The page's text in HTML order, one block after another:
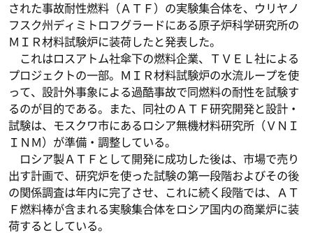
された事故耐性燃料（ＡＴＦ）の実験集合体を、ウリヤノ
フスク州ディミトロフグラードにある原子炉科学研究所の
ＭＩＲ材料試験炉に装荷したと発表した。
これはロスアトム社傘下の燃料企業、ＴＶＥＬ社による
プロジェクトの一部。ＭＩＲ材料試験炉の水流ループを使
って、設計外事象による過酷事故で同燃料の耐性を試験す
るのが目的である。また、同社のＡＴＦ研究開発と設計・
試験は、モスクワ市にあるロシア無機材料研究所（ＶＮＩ
ＩＮＭ）が準備・調整している。
ロシア製ＡＴＦとして開発に成功した後は、市場で売り
出す計画で、研究炉を使った試験の第一段階およびその後
の関係調査は年内に完了させ、これに続く段階では、ＡＴ
Ｆ燃料棒が含まれる実験集合体をロシア国内の商業炉に装
荷するとしている。